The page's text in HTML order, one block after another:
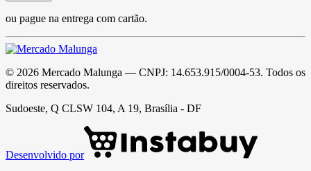
ou pague na entrega com cartão.
© 2026 Mercado Malunga — CNPJ: 14.653.915/0004-53. Todos os
direitos reservados.
Sudoeste, Q CLSW 104, A 19, Brasília - DF
Desenvolvido por